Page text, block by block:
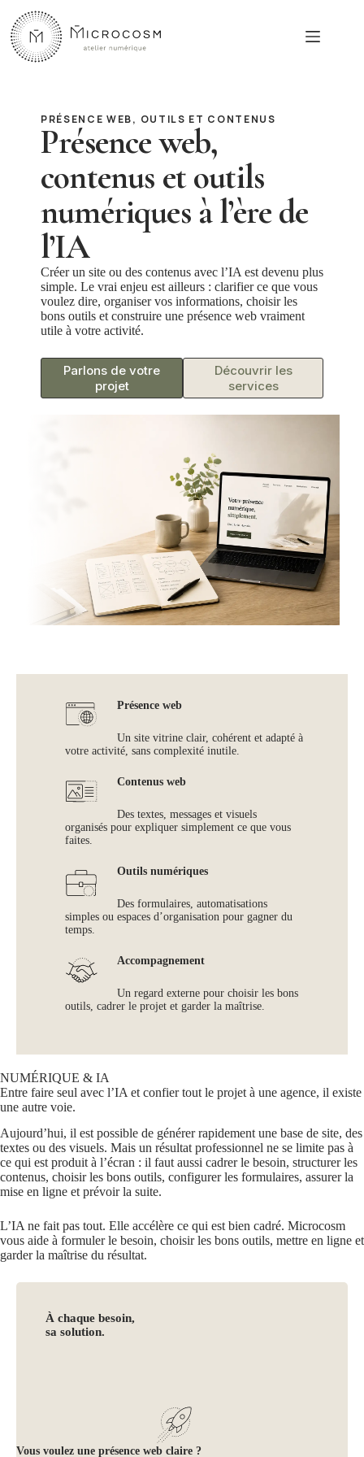
contenu
PRÉSENCE WEB, OUTILS ET CONTENUS
Présence web,
contenus et outils
numériques à l’ère de
l’IA
Créer un site ou des contenus avec l’IA est devenu plus
simple. Le vrai enjeu est ailleurs : clarifier ce que vous
voulez dire, organiser vos informations, choisir les
bons outils et construire une présence web vraiment
utile à votre activité.
Parlons de votre
projet
Découvrir les
services
Présence web
Un site vitrine clair, cohérent et adapté à
votre activité, sans complexité inutile.
Contenus web
Des textes, messages et visuels
organisés pour expliquer simplement ce que vous
faites.
Outils numériques
Des formulaires, automatisations
simples ou espaces d’organisation pour gagner du
temps.
Accompagnement
Un regard externe pour choisir les bons
outils, cadrer le projet et garder la maîtrise.
NUMÉRIQUE & IA
Entre faire seul avec l’IA et confier tout le projet à une agence, il existe
une autre voie.
Aujourd’hui, il est possible de générer rapidement une base de site, des
textes ou des visuels. Mais un résultat professionnel ne se limite pas à
ce qui est produit à l’écran : il faut aussi cadrer le besoin, structurer les
contenus, choisir les bons outils, configurer les formulaires, assurer la
mise en ligne et prévoir la suite.
L’IA ne fait pas tout. Elle accélère ce qui est bien cadré. Microcosm
vous aide à formuler le besoin, choisir les bons outils, mettre en ligne et
garder la maîtrise du résultat.
À chaque besoin,
sa solution.
Vous voulez une présence web claire ?